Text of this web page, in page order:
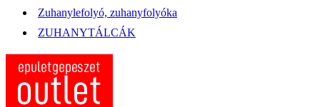
Zuhanylefolyó, zuhanyfolyóka
ZUHANYTÁLCÁK